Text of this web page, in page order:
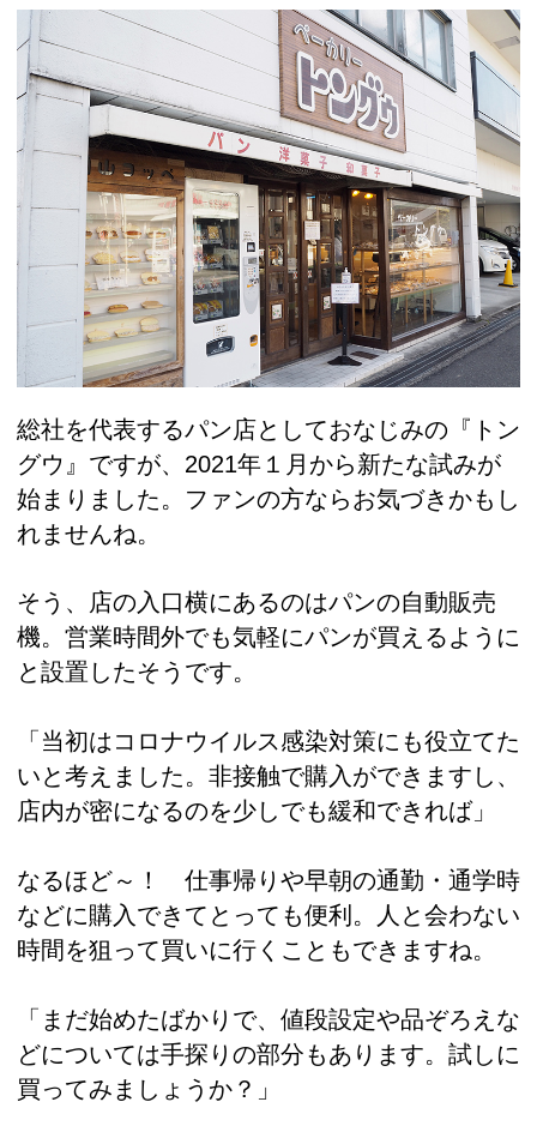
総社を代表するパン店としておなじみの『トン
グウ』ですが、2021年１月から新たな試みが
始まりました。ファンの方ならお気づきかもし
れませんね。
そう、店の入口横にあるのはパンの自動販売
機。営業時間外でも気軽にパンが買えるように
と設置したそうです。
「当初はコロナウイルス感染対策にも役立てた
いと考えました。非接触で購入ができますし、
店内が密になるのを少しでも緩和できれば」
なるほど～！ 仕事帰りや早朝の通勤・通学時
などに購入できてとっても便利。人と会わない
時間を狙って買いに行くこともできますね。
「まだ始めたばかりで、値段設定や品ぞろえな
どについては手探りの部分もあります。試しに
買ってみましょうか？」